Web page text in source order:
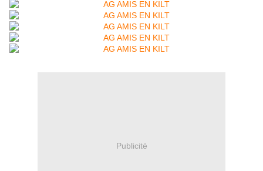
Publicité